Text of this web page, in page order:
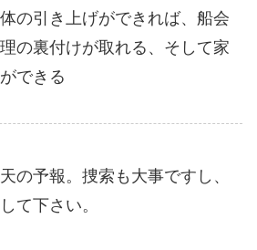
の引き上げができれば、船会
の裏付けが取れる、そして家
できる
の予報。捜索も大事ですし、
て下さい。